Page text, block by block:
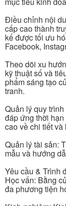
Điều chỉnh nội
cấp cao thành
kế được tối ưu
Facebook,
Theo dõi xu
kỹ thuật số và
phẩm sáng tạo
tranh.
Quản lý quy
đáp ứng thời
cao về chi tiết
Quản lý tài sản:
mẫu và hướng
Yêu cầu & Trình
Học vấn: Bằng
đa phương tiện